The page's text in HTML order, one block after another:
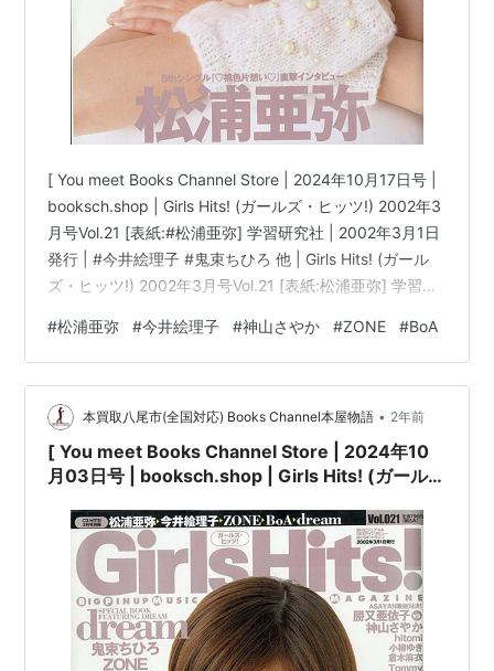
[ You meet Books Channel Store | 2024年10月17日号 |
booksch.shop | Girls Hits! (ガールズ・ヒッツ!) 2002年3
月号Vol.21 [表紙:#松浦亜弥] 学習研究社 | 2002年3月1日
発行 | #今井絵理子 #鬼束ちひろ 他 | Girls Hits! (ガール
ズ・ヒッツ!) 2002年3月号Vol.21 [表紙:松浦亜弥] 学習研
古書][※良い]出品。[※雑誌出品][※出版社:学習研究社]
[※2002年3月1日発行][※ページ折れ有][※経年に準じた焼
け有][※…
#松浦亜弥 #今井絵理子 #神山さやか #ZONE #BoA
本買取八尾市(全国対応) Books Channel本屋物語 • 2年前
[ You meet Books Channel Store | 2024年10
月03日号 | booksch.shop | Girls Hits! (ガール
弥] 学習研究社 | 2002年3月1日発行 | #今井絵理
子 #鬼束ちひろ 他 |